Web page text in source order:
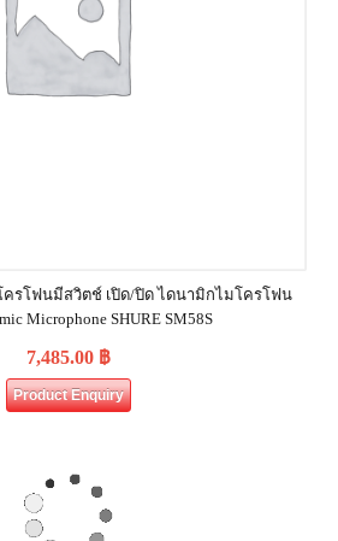
รโฟนมีสวิตช์ เปิด/ปิด ไดนามิกไมโครโฟน
Microphone SHURE SM58S
7,485.00 ฿
Product Enquiry